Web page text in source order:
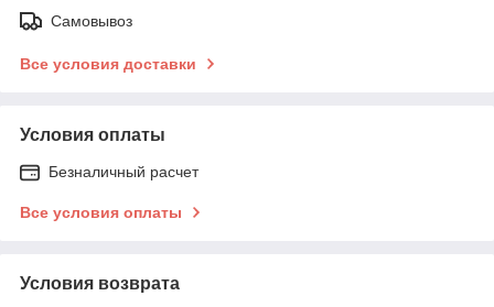
Самовывоз
Все условия доставки
Условия оплаты
Безналичный расчет
Все условия оплаты
Условия возврата